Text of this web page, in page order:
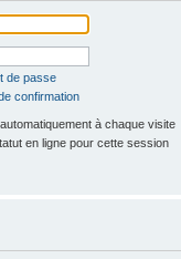
de passe
confirmation
à chaque visite
en ligne pour cette session